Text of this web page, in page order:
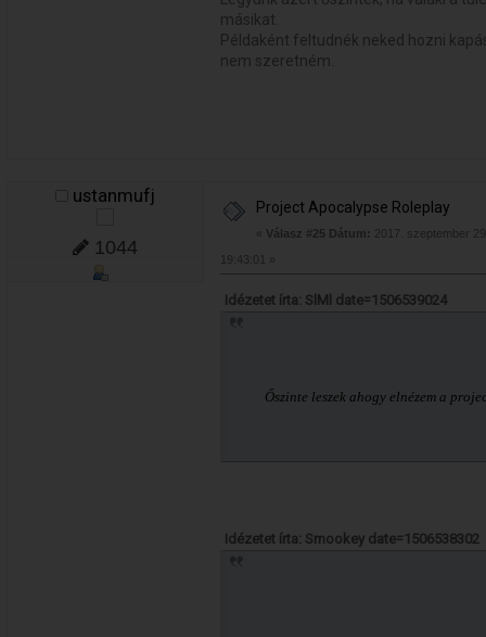
másikat.
Példaként feltudnék neked hozni
nem szeretném.
ustanmufj
1044
Project Apocalypse Roleplay
« Válasz #25 Dátum:
2017. szeptember
19:43:01 »
Idézetet írta: SlMl date=1506539024
Őszinte leszek ahogy elnézem a
Idézetet írta: Smookey date=1506538302